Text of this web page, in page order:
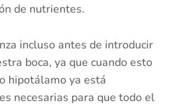
de nutrientes.
incluso antes de introducir
boca, ya que cuando esto
hipotálamo ya está
necesarias para que todo el